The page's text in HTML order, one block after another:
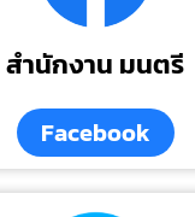
สำนักงาน มนตรี
Facebook